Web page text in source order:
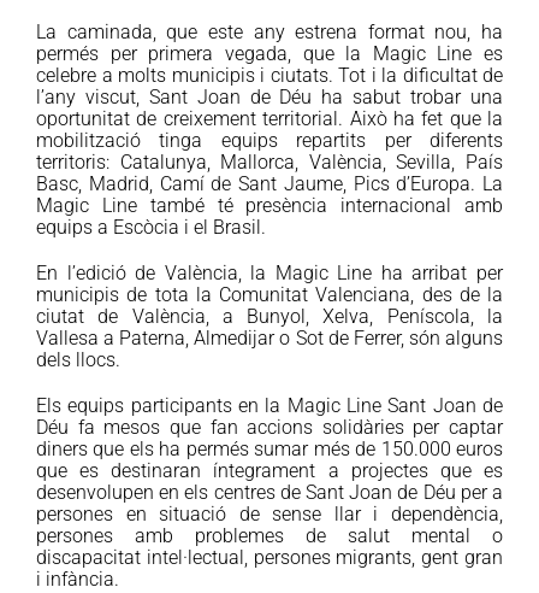
La caminada, que este any estrena format nou, ha
permés per primera vegada, que la Magic Line es
celebre a molts municipis i ciutats. Tot i la dificultat de
l’any viscut, Sant Joan de Déu ha sabut trobar una
oportunitat de creixement territorial. Això ha fet que la
mobilització tinga equips repartits per diferents
territoris: Catalunya, Mallorca, València, Sevilla, País
Basc, Madrid, Camí de Sant Jaume, Pics d’Europa. La
Magic Line també té presència internacional amb
equips a Escòcia i el Brasil.
En l’edició de València, la Magic Line ha arribat per
municipis de tota la Comunitat Valenciana, des de la
ciutat de València, a Bunyol, Xelva, Peníscola, la
Vallesa a Paterna, Almedijar o Sot de Ferrer, són alguns
dels llocs.
Els equips participants en la Magic Line Sant Joan de
Déu fa mesos que fan accions solidàries per captar
diners que els ha permés sumar més de 150.000 euros
que es destinaran íntegrament a projectes que es
desenvolupen en els centres de Sant Joan de Déu per a
persones en situació de sense llar i dependència,
persones amb problemes de salut mental o
discapacitat intel·lectual, persones migrants, gent gran
i infància.